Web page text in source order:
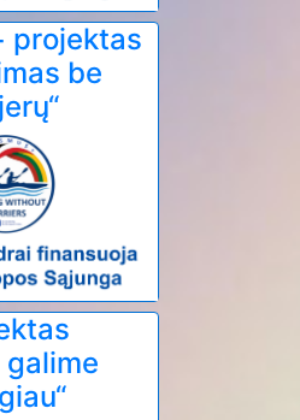
projektas
be
galime